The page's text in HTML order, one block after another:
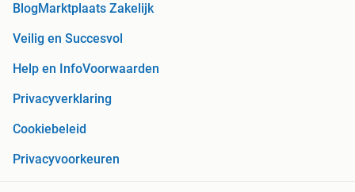
BlogMarktplaats Zakelijk
Veilig en Succesvol
Help en InfoVoorwaarden
Privacyverklaring
Cookiebeleid
Privacyvoorkeuren